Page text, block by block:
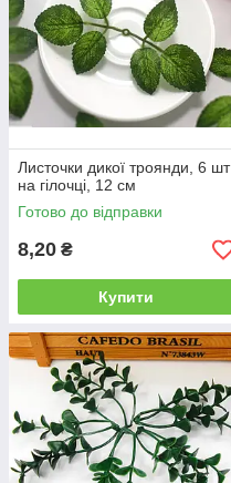
Листочки дикої троянди, 6 шт
на гілочці, 12 см
Готово до відправки
8,20 ₴
Купити